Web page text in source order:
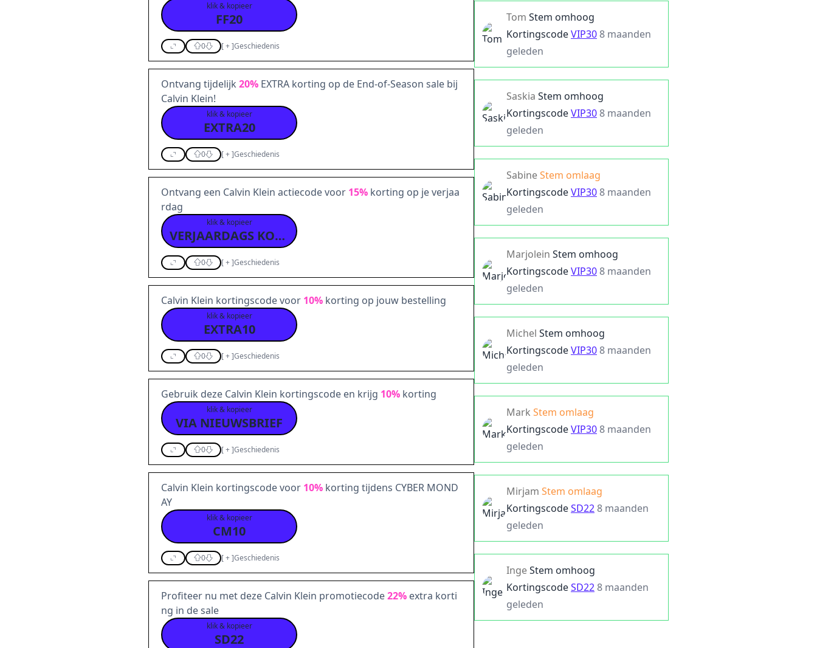
klik & kopieer
FF20
0 [+]Geschiedenis
Ontvang tijdelijk 20% EXTRA korting op de End-of-Season sale bij
Calvin Klein!
klik & kopieer
EXTRA20
0 [+]Geschiedenis
Ontvang een Calvin Klein actiecode voor 15% korting op je verjaa
rdag
klik & kopieer
VERJAARDAGS KORTING
0 [+]Geschiedenis
Calvin Klein kortingscode voor 10% korting op jouw bestelling
klik & kopieer
EXTRA10
0 [+]Geschiedenis
Gebruik deze Calvin Klein kortingscode en krijg 10% korting
klik & kopieer
VIA NIEUWSBRIEF
0 [+]Geschiedenis
Calvin Klein kortingscode voor 10% korting tijdens CYBER MOND
AY
klik & kopieer
CM10
0 [+]Geschiedenis
Profiteer nu met deze Calvin Klein promotiecode22% extra korti
ng in de sale
klik & kopieer
SD22
Tom Stem omhoog
KortingscodeVIP308 maanden
geleden
Saskia Stem omhoog
KortingscodeVIP308 maanden
geleden
SabineStem omlaag
KortingscodeVIP308 maanden
geleden
Marjolein Stem omhoog
KortingscodeVIP308 maanden
geleden
Michel Stem omhoog
KortingscodeVIP308 maanden
geleden
Mark Stem omlaag
KortingscodeVIP308 maanden
geleden
Mirjam Stem omlaag
KortingscodeSD228 maanden
geleden
IngeStem omhoog
KortingscodeSD228 maanden
geleden